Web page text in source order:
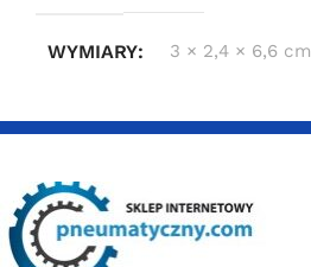
WYMIARY 3 × 2,4 × 6,6 cm